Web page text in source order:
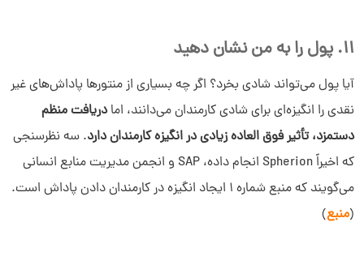
11. پول را به من نشان دهید
آیا پول می‌تواند شادی بخرد؟ اگر چه بسیاری از منتورها پاداش‌های غیر
نقدی را انگیزه‌ای برای شادی کارمندان می‌دانند، امادریافت منظم
دستمزد، تأثیر فوق‌ العاده زیادی در انگیزه کارمندان دارد. سه نظرسنجی
که اخیراً Spherion انجام داده، SAP و انجمن مدیریت منابع انسانی
می‌گویند که منبع شماره 1 ایجاد انگیزه در کارمندان دادن پاداش است.
(منبع)